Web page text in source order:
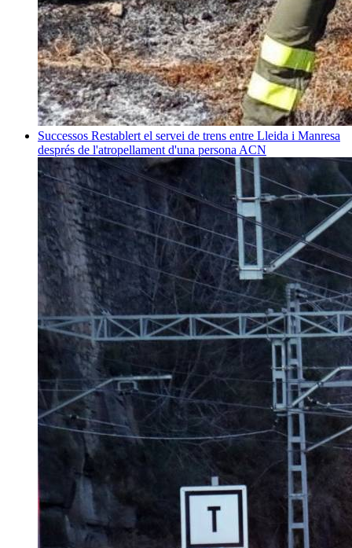
Successos Restablert el servei de trens entre Lleida i Manresa
després de l'atropellament d'una persona ACN